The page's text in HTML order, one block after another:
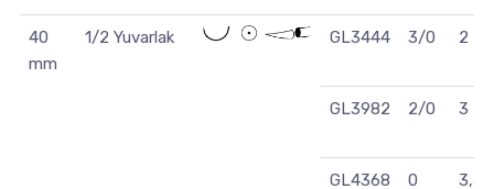
40
mm
1/2 Yuvarlak GL3444 3/0 2
GL3982 2/0 3
GL4368 0 3,5